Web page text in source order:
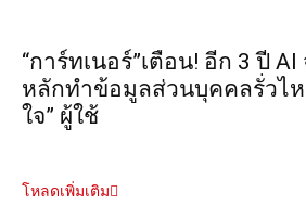
“การ์ทเนอร์”เตือน! อีก 3 ปี
หลักทำข้อมูลส่วนบุคคลรั่วไห
ใจ” ผู้ใช้
โหลดเพิ่มเติม